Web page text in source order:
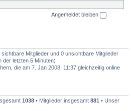
Angemeldet bleiben
Mitglieder und 0 unsichtbare Mitglieder
der letzten 5 Minuten)
die am 7. Jan 2008, 11:37 gleichzeitig online
1038 • Mitglieder insgesamt 881 • Unser